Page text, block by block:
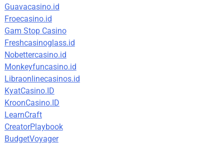
Guavacasino.id
Froecasino.id
Gam Stop Casino
Freshcasinoglass.id
Nobettercasino.id
Monkeyfuncasino.id
Libraonlinecasinos.id
KyatCasino.ID
KroonCasino.ID
LearnCraft
CreatorPlaybook
BudgetVoyager